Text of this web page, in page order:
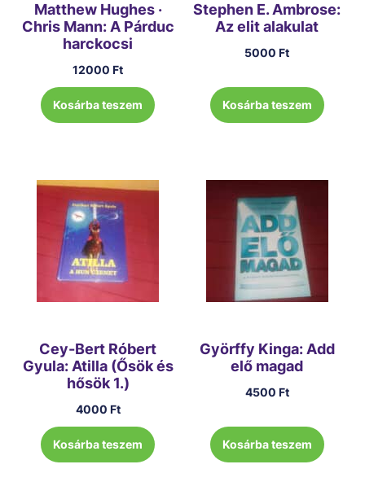
Matthew Hughes ·
Chris Mann: A Párduc
harckocsi
12000Ft
Kosárba teszem
Stephen E. Ambrose:
Az elit alakulat
5000Ft
Kosárba teszem
Cey-Bert Róbert
Gyula: Atilla (Ősök és
hősök 1.)
4000 Ft
Kosárba teszem
Györffy Kinga: Add
elő magad
4500 Ft
Kosárba teszem